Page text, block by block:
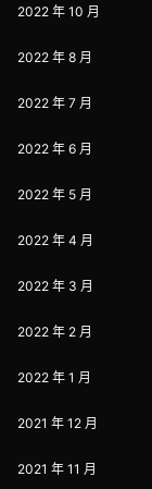
2022 年 10 月
2022 年 8 月
2022 年 7 月
2022 年 6 月
2022 年 5 月
2022 年 4 月
2022 年 3 月
2022 年 2 月
2022 年 1 月
2021 年 12 月
2021 年 11 月